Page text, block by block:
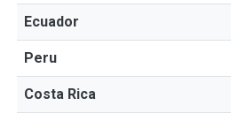
Ecuador
Peru
Costa Rica